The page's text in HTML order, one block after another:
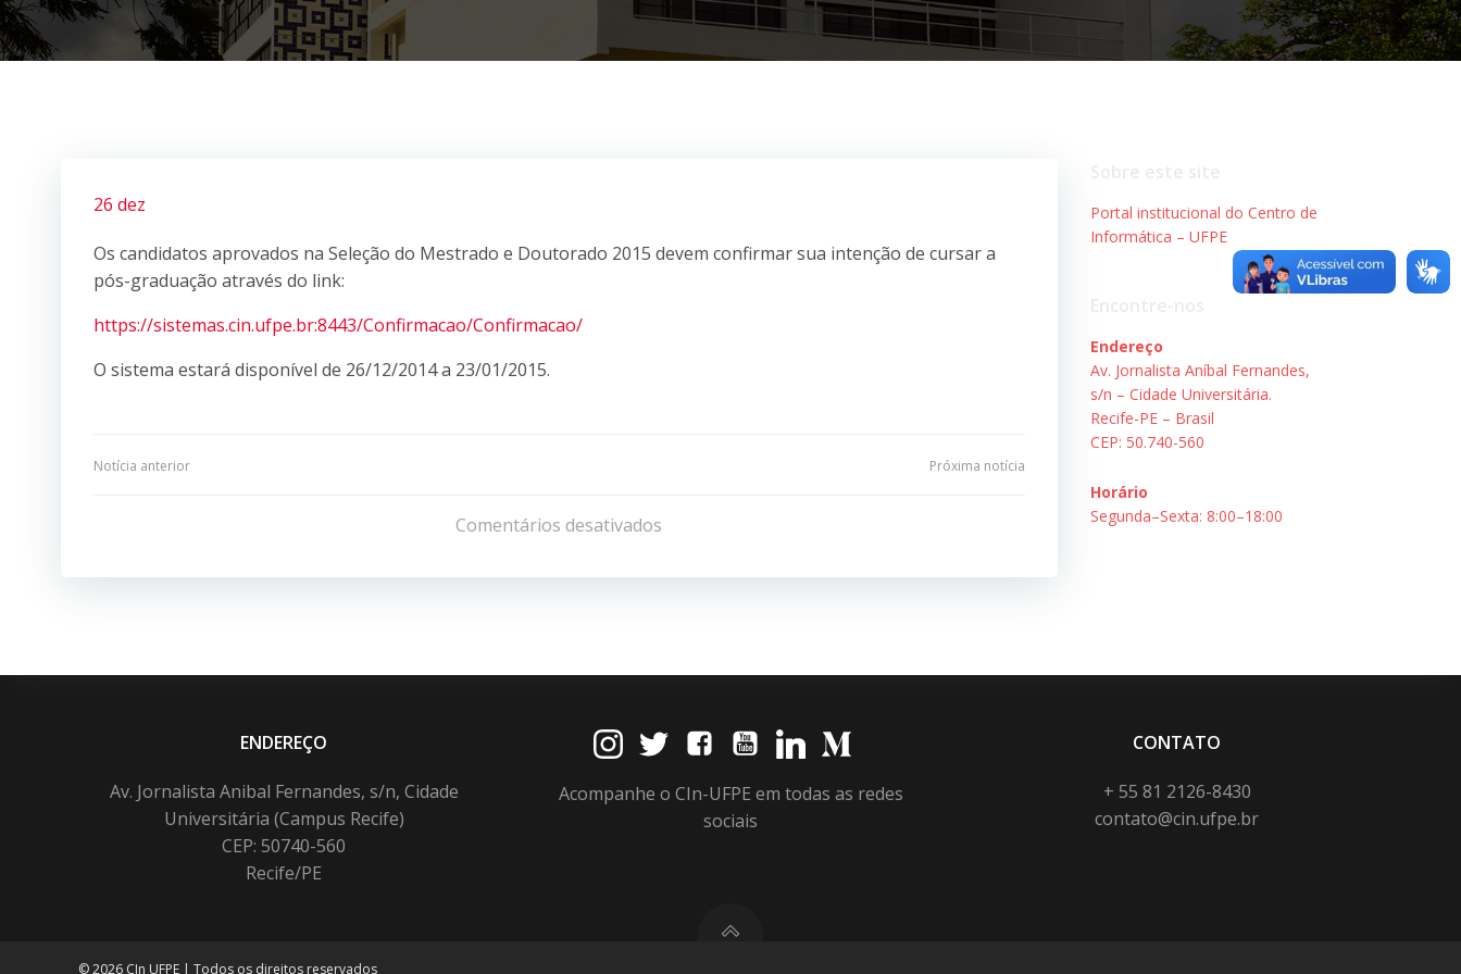
26 dez
Os candidatos aprovados na Seleção do Mestrado e Doutorado 2015 devem confirmar sua intenção de cursar a
pós-graduação através do link:
https://sistemas.cin.ufpe.br:8443/Confirmacao/Confirmacao/
O sistema estará disponível de 26/12/2014 a 23/01/2015.
Navegação
Post
Notícia anterior
de
Post
Próxima notícia
Comentários desativados
Portal institucional do Centro de
Informática – UFPE
Endereço
Av. Jornalista Aníbal Fernandes,
s/n – Cidade Universitária.
Recife-PE – Brasil
CEP: 50.740-560
Horário
Segunda–Sexta: 8:00–18:00
ENDEREÇO
Av. Jornalista Anibal Fernandes, s/n, Cidade
Universitária (Campus Recife)
CEP: 50740-560
Recife/PE
Acompanhe o CIn-UFPE em todas as redes
sociais
CONTATO
+ 55 81 2126-8430
contato@cin.ufpe.br
© 2026 CIn UFPE | Todos os direitos reservados